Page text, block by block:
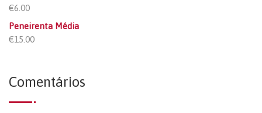
€6.00
Peneirenta Média
€15.00
Comentários